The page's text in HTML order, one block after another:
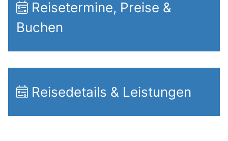
Reisetermine, Preise &
Buchen
Reisedetails & Leistungen